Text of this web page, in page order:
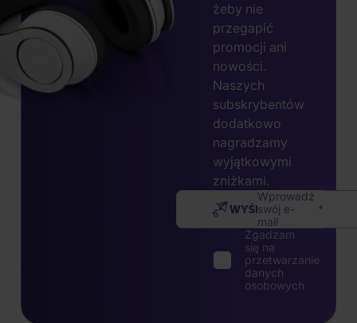
żeby nie
przegapić
promocji ani
nowości.
Naszych
subskrybentów
dodatkowo
nagradzamy
wyjątkowymi
zniżkami.
Wprowadź
swój e-
mail
WYŚLIJ
Zgadzam
się na
przetwarzanie
danych
osobowych